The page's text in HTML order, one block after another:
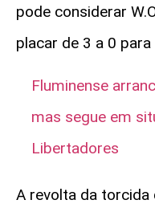
pode considerar
placar de 3 a 0
Fluminense
mas segue em
Libertadores
A revolta da torcida